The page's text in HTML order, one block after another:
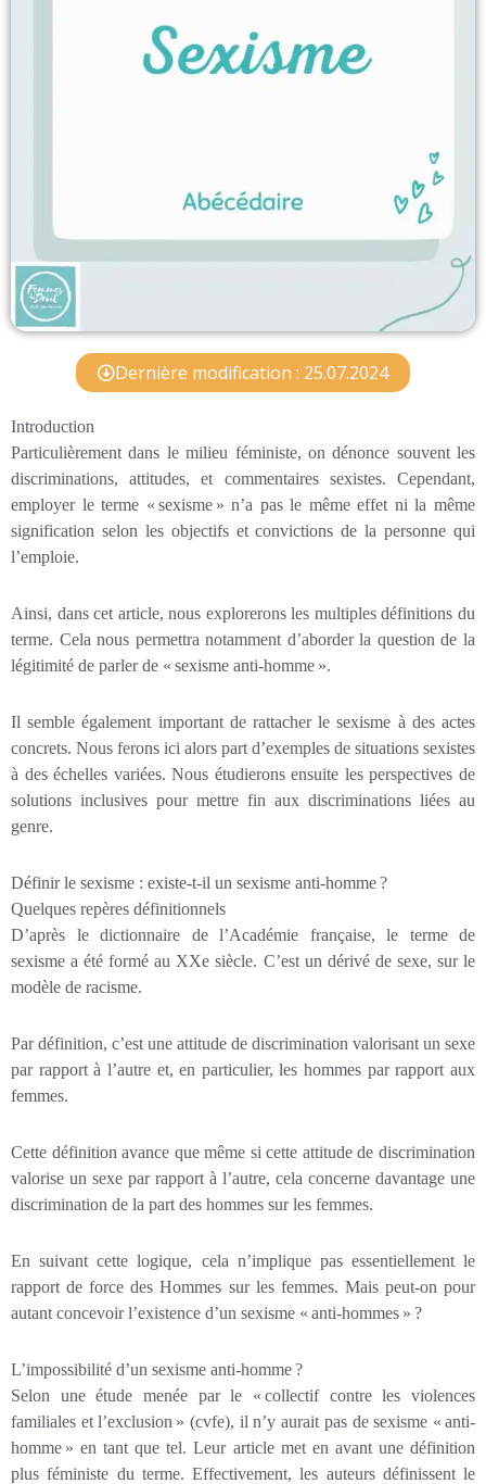
Dernière modification : 25.07.2024
Introduction
Particulièrement dans le milieu féministe, on dénonce souvent les
discriminations, attitudes, et commentaires sexistes. Cependant,
employer le terme « sexisme » n’a pas le même effet ni la même
signification selon les objectifs et convictions de la personne qui
l’emploie.
Ainsi, dans cet article, nous explorerons les multiples définitions du
terme. Cela nous permettra notamment d’aborder la question de la
légitimité de parler de « sexisme anti-homme ».
Il semble également important de rattacher le sexisme à des actes
concrets. Nous ferons ici alors part d’exemples de situations sexistes
à des échelles variées. Nous étudierons ensuite les perspectives de
solutions inclusives pour mettre fin aux discriminations liées au
genre.
Définir le sexisme : existe-t-il un sexisme anti-homme ?
Quelques repères définitionnels
D’après le dictionnaire de l’Académie française, le terme de
sexisme a été formé au XXe siècle. C’est un dérivé de sexe, sur le
modèle de racisme.
Par définition, c’est une attitude de discrimination valorisant un sexe
par rapport à l’autre et, en particulier, les hommes par rapport aux
femmes.
Cette définition avance que même si cette attitude de discrimination
valorise un sexe par rapport à l’autre, cela concerne davantage une
discrimination de la part des hommes sur les femmes.
En suivant cette logique, cela n’implique pas essentiellement le
rapport de force des Hommes sur les femmes. Mais peut-on pour
autant concevoir l’existence d’un sexisme « anti-hommes » ?
L’impossibilité d’un sexisme anti-homme ?
Selon une étude menée par le « collectif contre les violences
familiales et l’exclusion » (cvfe), il n’y aurait pas de sexisme « anti-
homme » en tant que tel. Leur article met en avant une définition
plus féministe du terme. Effectivement, les auteurs définissent le